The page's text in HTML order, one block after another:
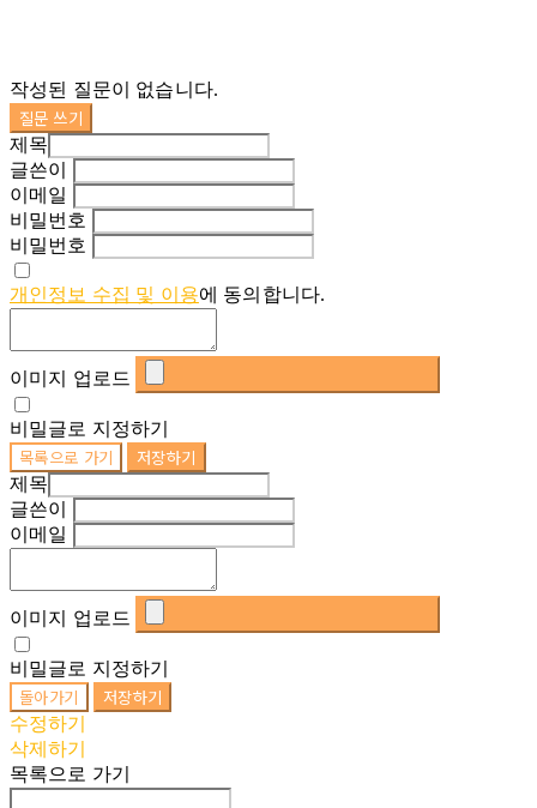
작성된 질문이 없습니다.
질문 쓰기
제목
글쓴이
이메일
비밀번호
비밀번호
개인정보 수집 및 이용에 동의합니다.
이미지 업로드
비밀글로 지정하기
목록으로 가기 저장하기
제목
글쓴이
이메일
이미지 업로드
비밀글로 지정하기
돌아가기 저장하기
수정하기
삭제하기
목록으로 가기